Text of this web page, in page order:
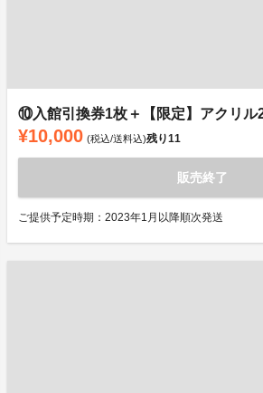
⑩入館引換券1枚＋【限定】アクリル
¥10,000 (税込/送料込)残り11
販売終了
ご提供予定時期：2023年1月以降順次発送